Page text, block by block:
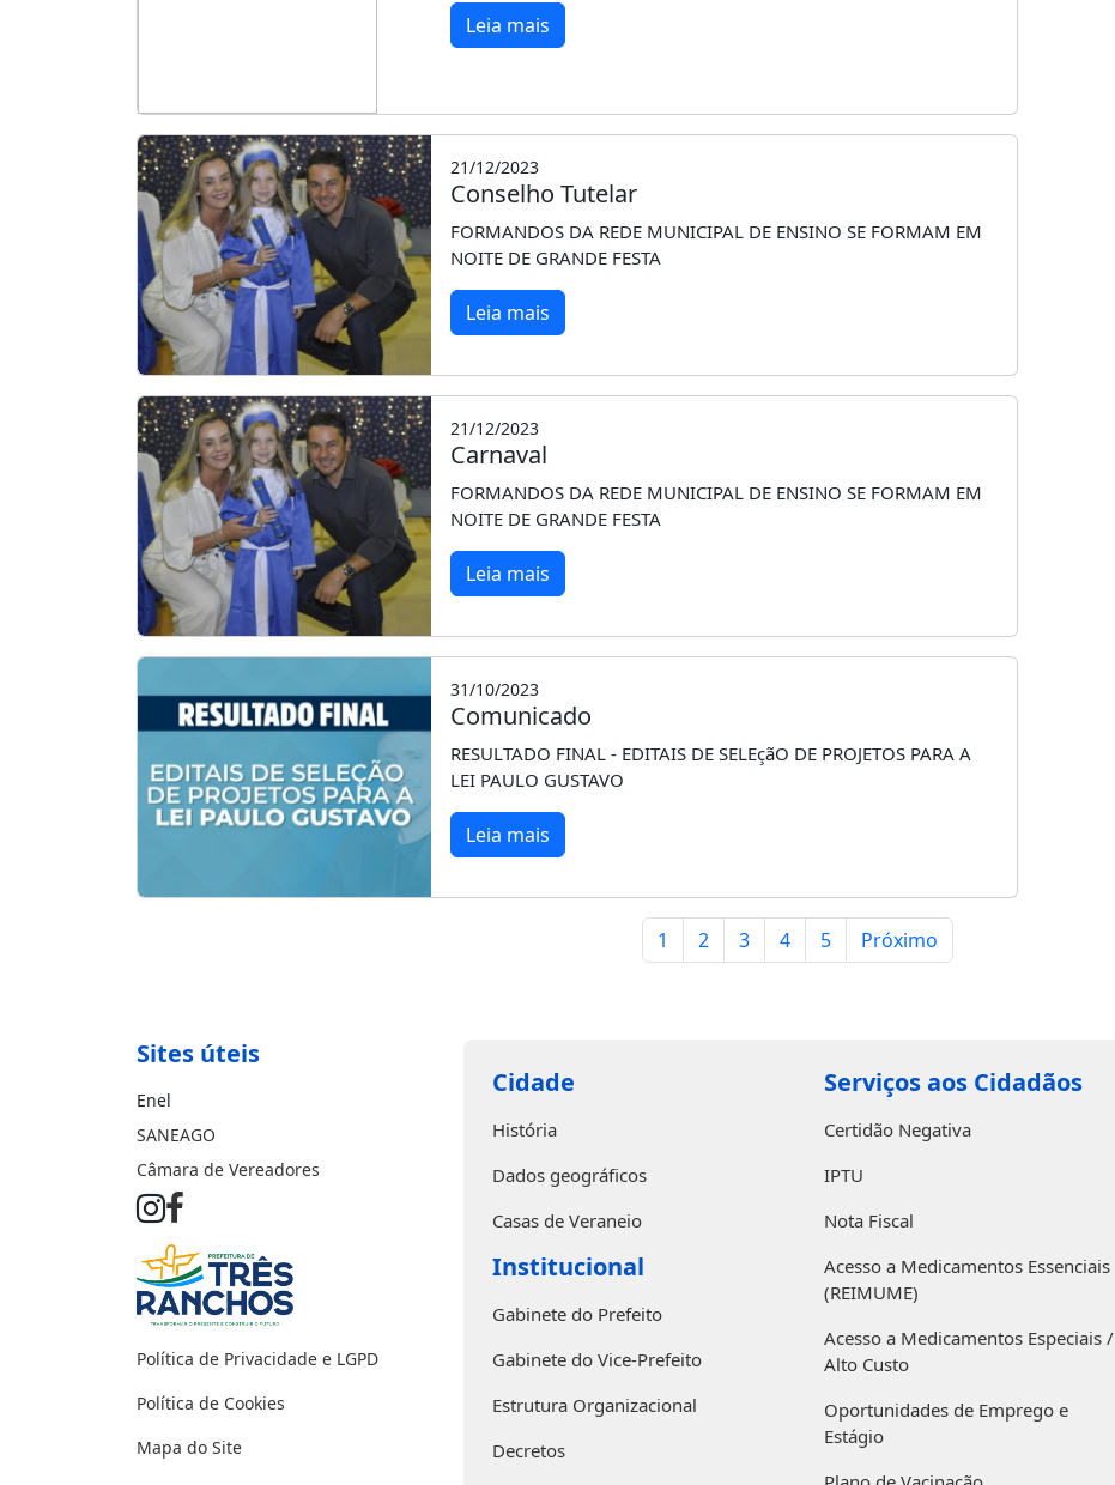
Leia mais
21/12/2023
Conselho Tutelar
FORMANDOS DA REDE MUNICIPAL DE ENSINO SE FORMAM EM
NOITE DE GRANDE FESTA
Leia mais
21/12/2023
Carnaval
FORMANDOS DA REDE MUNICIPAL DE ENSINO SE FORMAM EM
NOITE DE GRANDE FESTA
Leia mais
31/10/2023
Comunicado
RESULTADO FINAL - EDITAIS DE SELEçãO DE PROJETOS PARA A
LEI PAULO GUSTAVO
Leia mais
1 2 3 4 5 Próximo
Sites úteis
Enel
SANEAGO
Câmara de Vereadores
Política de Privacidade e LGPD
Política de Cookies
Mapa do Site
Cidade
História
Dados geográficos
Casas de Veraneio
Institucional
Gabinete do Prefeito
Gabinete do Vice-Prefeito
Estrutura Organizacional
Decretos
Serviços aos Cidadãos
Certidão Negativa
IPTU
Nota Fiscal
Acesso a Medicamentos Essenciais
(REIMUME)
Acesso a Medicamentos Especiais /
Alto Custo
Oportunidades de Emprego e
Estágio